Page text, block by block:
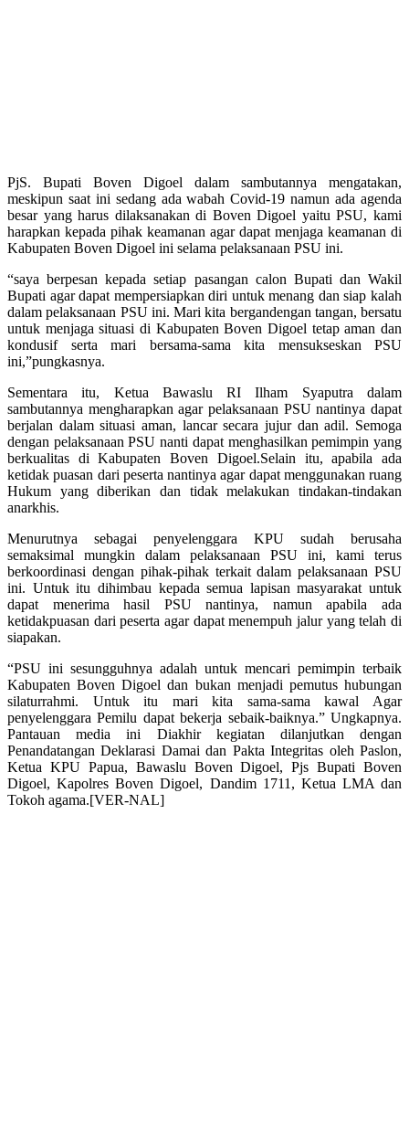
PjS. Bupati Boven Digoel dalam sambutannya mengatakan,
meskipun saat ini sedang ada wabah Covid-19 namun ada agenda
besar yang harus dilaksanakan di Boven Digoel yaitu PSU, kami
harapkan kepada pihak keamanan agar dapat menjaga keamanan di
Kabupaten Boven Digoel ini selama pelaksanaan PSU ini.
“saya berpesan kepada setiap pasangan calon Bupati dan Wakil
Bupati agar dapat mempersiapkan diri untuk menang dan siap kalah
dalam pelaksanaan PSU ini. Mari kita bergandengan tangan, bersatu
untuk menjaga situasi di Kabupaten Boven Digoel tetap aman dan
kondusif serta mari bersama-sama kita mensukseskan PSU
ini,”pungkasnya.
Sementara itu, Ketua Bawaslu RI Ilham Syaputra dalam
sambutannya mengharapkan agar pelaksanaan PSU nantinya dapat
berjalan dalam situasi aman, lancar secara jujur dan adil. Semoga
dengan pelaksanaan PSU nanti dapat menghasilkan pemimpin yang
berkualitas di Kabupaten Boven Digoel.Selain itu, apabila ada
ketidak puasan dari peserta nantinya agar dapat menggunakan ruang
Hukum yang diberikan dan tidak melakukan tindakan-tindakan
anarkhis.
Menurutnya sebagai penyelenggara KPU sudah berusaha
semaksimal mungkin dalam pelaksanaan PSU ini, kami terus
berkoordinasi dengan pihak-pihak terkait dalam pelaksanaan PSU
ini. Untuk itu dihimbau kepada semua lapisan masyarakat untuk
dapat menerima hasil PSU nantinya, namun apabila ada
ketidakpuasan dari peserta agar dapat menempuh jalur yang telah di
siapakan.
“PSU ini sesungguhnya adalah untuk mencari pemimpin terbaik
Kabupaten Boven Digoel dan bukan menjadi pemutus hubungan
silaturrahmi. Untuk itu mari kita sama-sama kawal Agar
penyelenggara Pemilu dapat bekerja sebaik-baiknya.” Ungkapnya.
Pantauan media ini Diakhir kegiatan dilanjutkan dengan
Penandatangan Deklarasi Damai dan Pakta Integritas oleh Paslon,
Ketua KPU Papua, Bawaslu Boven Digoel, Pjs Bupati Boven
Digoel, Kapolres Boven Digoel, Dandim 1711, Ketua LMA dan
Tokoh agama.[VER-NAL]